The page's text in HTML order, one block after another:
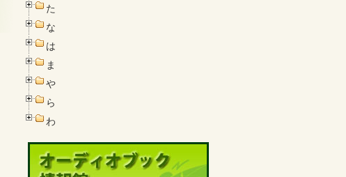
た
な
は
ま
や
ら
わ